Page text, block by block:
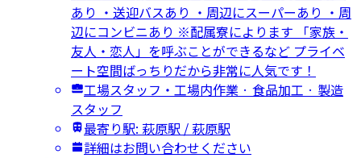
あり ・送迎バスあり ・周辺にスーパーあり ・周
辺にコンビニあり ※配属寮によります 「家族・
友人・恋人」を呼ぶことができるなど プライベ
ート空間ばっちりだから非常に人気です！
工場スタッフ・工場内作業 · 食品加工 · 製造
スタッフ
最寄り駅: 萩原駅 / 萩原駅
詳細はお問い合わせください